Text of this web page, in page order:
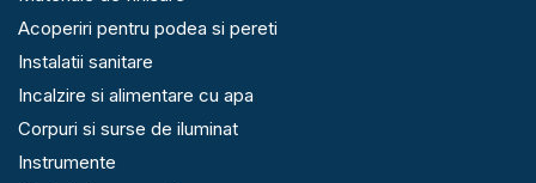
Acoperiri pentru podea si pereti
Instalatii sanitare
Incalzire si alimentare cu apa
Corpuri si surse de iluminat
Instrumente